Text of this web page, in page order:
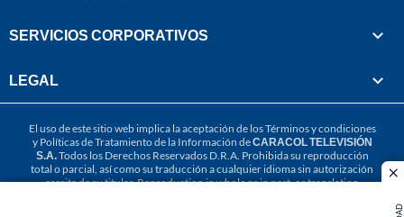
SERVICIOS CORPORATIVOS
LEGAL
El uso de este sitio web implica la aceptación de losTérminos y condiciones
y Políticas de Tratamiento de la Información deCARACOL TELEVISIÓN
S.A.Todos los Derechos Reservados D.R.A. Prohibida su reproducción
total o parcial, así como su traducción a cualquier idioma sin autorización
escrita de su titular. Reproduction in whole or in part, or translation